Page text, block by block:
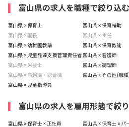
富山県の求人を職種で絞り込む
富山県 × 保育士
富山県 × 保育補助
富山県 × 園長
富山県 × 主任
富山県 × 幼稚園教諭
富山県 × 保育教諭
富山県 × 児童発達支援管理責任者富山県 × 看護師
富山県 × 栄養士
富山県 × 調理師
富山県 × 事務職・総合職
富山県 × その他(職
富山県 × 児童指導員
富山県の求人を雇用形態で絞
富山県 × 保育士 × 正社員
富山県 × 保育士 × パ